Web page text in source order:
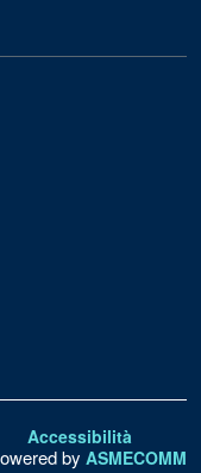
Accessibilità
by ASMECOMM